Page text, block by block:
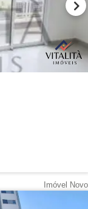
Imóvel Novo